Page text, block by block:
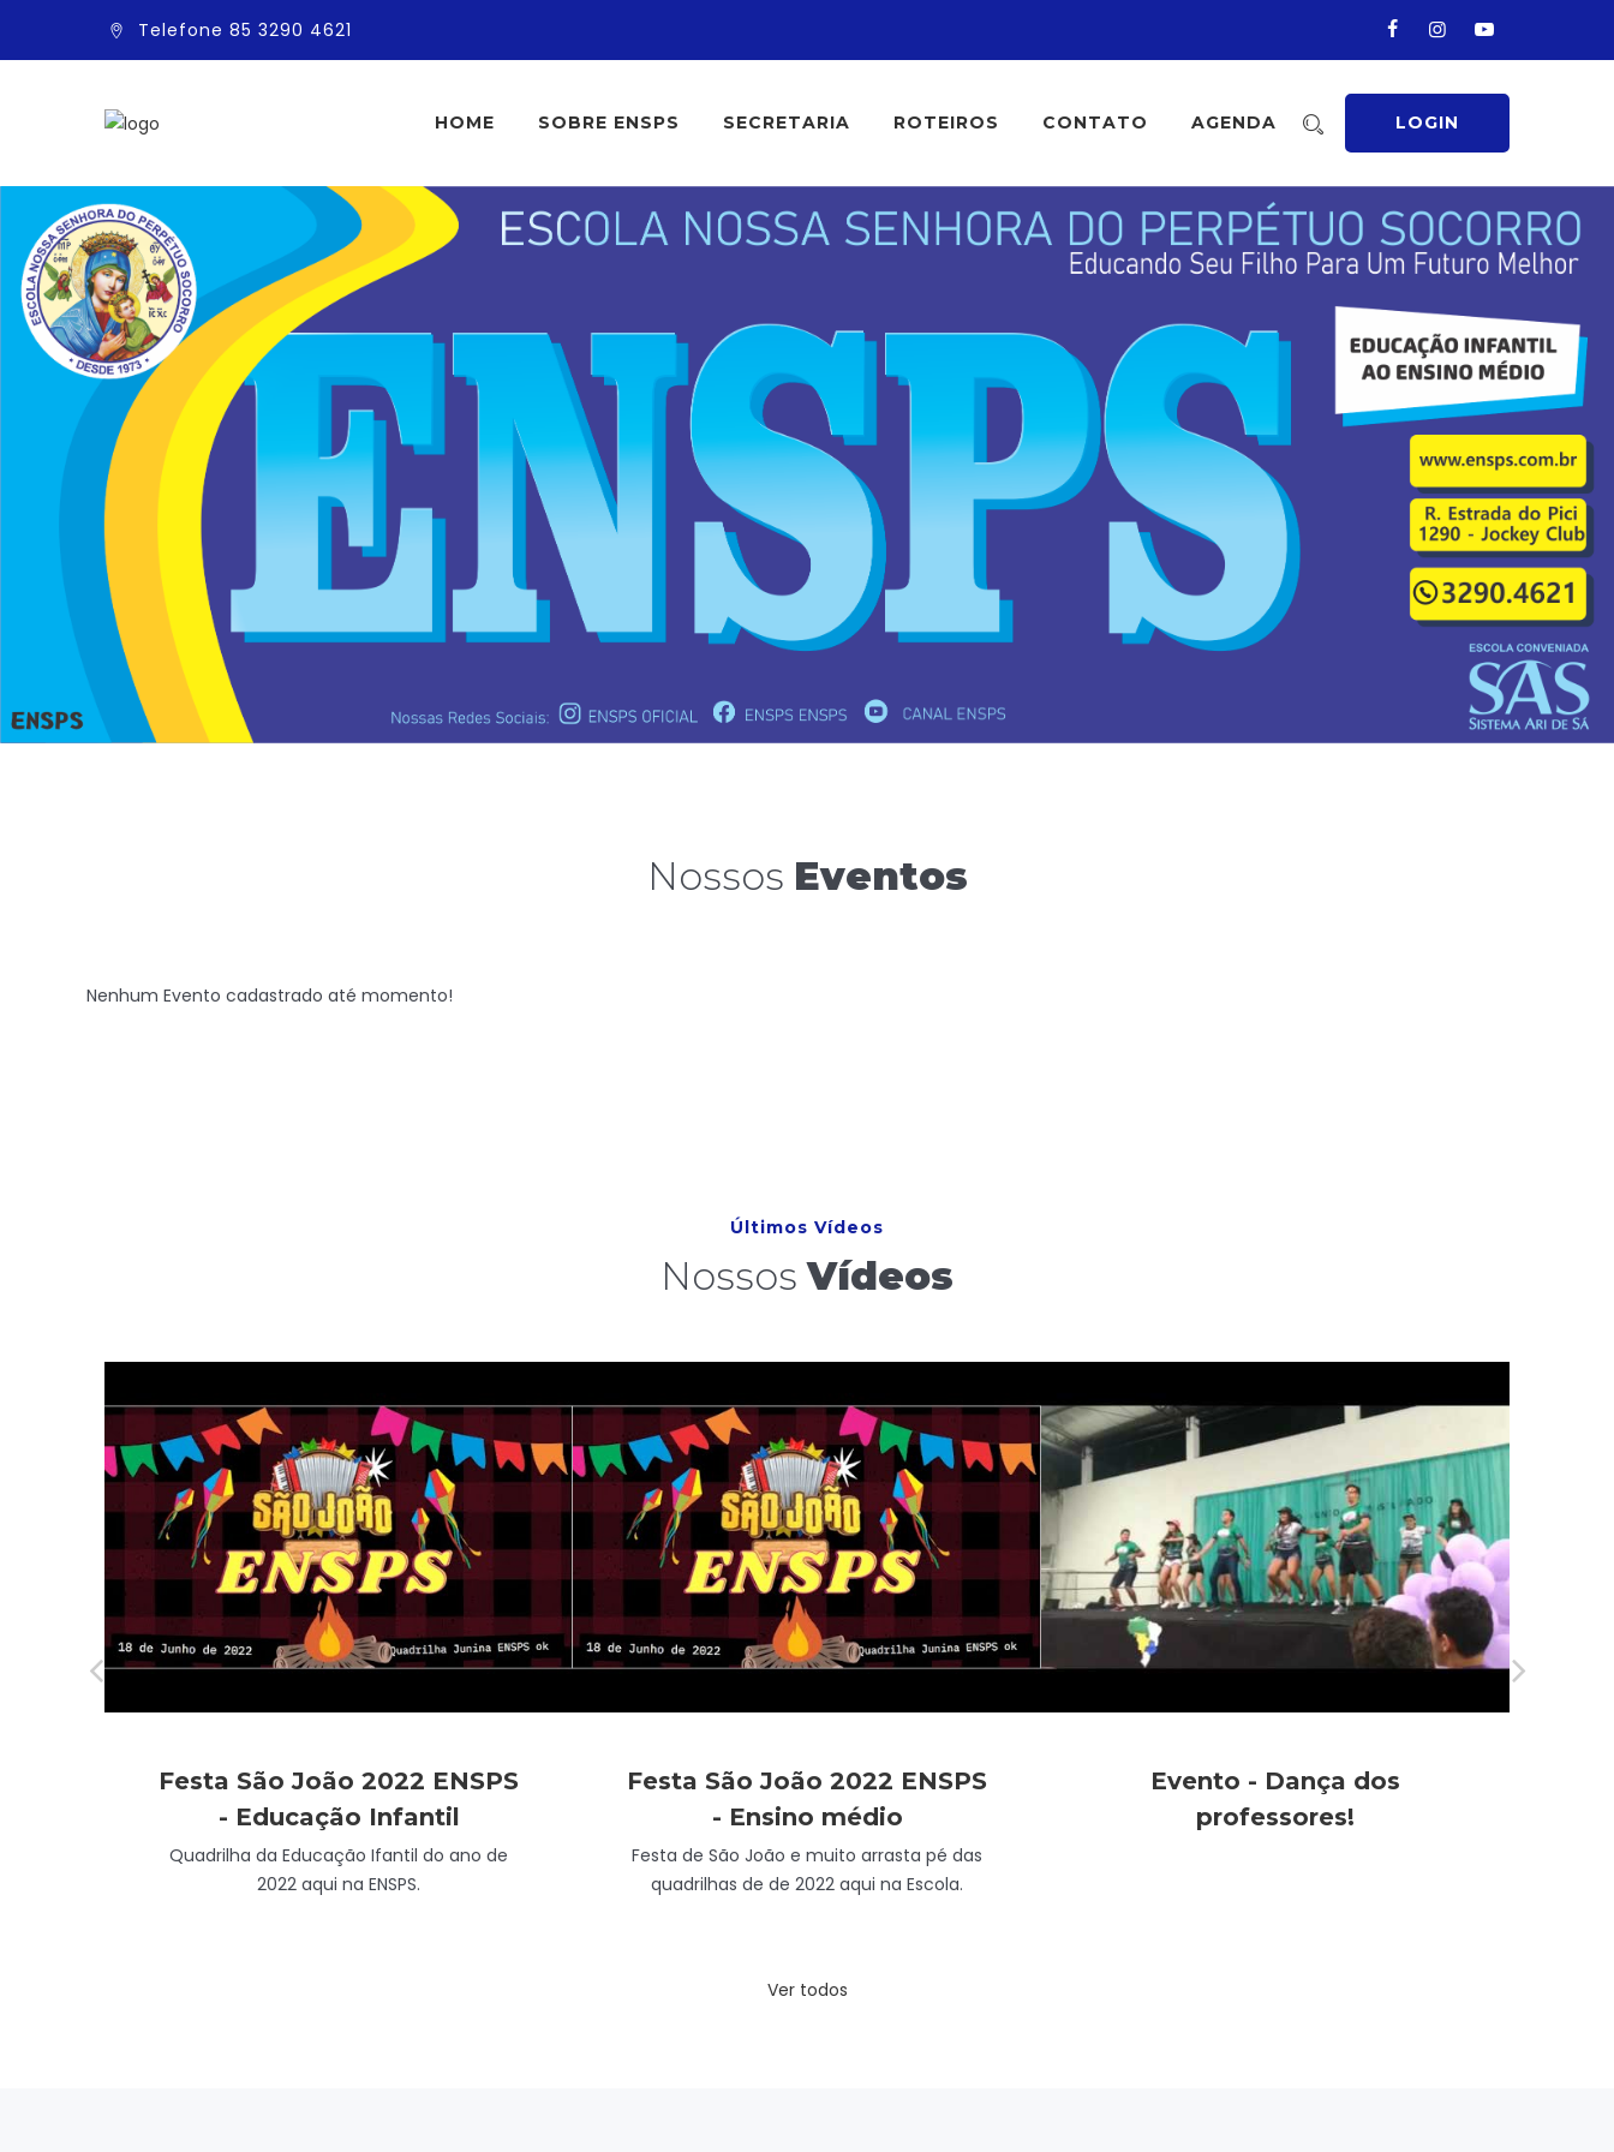
Telefone 85 3290 4621
HOME SOBRE ENSPS SECRETARIA ROTEIROS CONTATO AGENDA LOGIN
Nossos Eventos
Nenhum Evento cadastrado até momento!
Últimos Vídeos
NossosVídeos
Festa São João 2022 ENSPS
- Educação Infantil
Quadrilha da Educação Ifantil do ano de
2022 aqui na ENSPS.
Festa São João 2022 ENSPS
- Ensino médio
Festa de São João e muito arrasta pé das
quadrilhas de de 2022 aqui na Escola.
Evento - Dança dos
professores!
Ver todos